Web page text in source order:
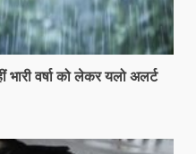
वर्षा को लेकर यलो अलर्ट